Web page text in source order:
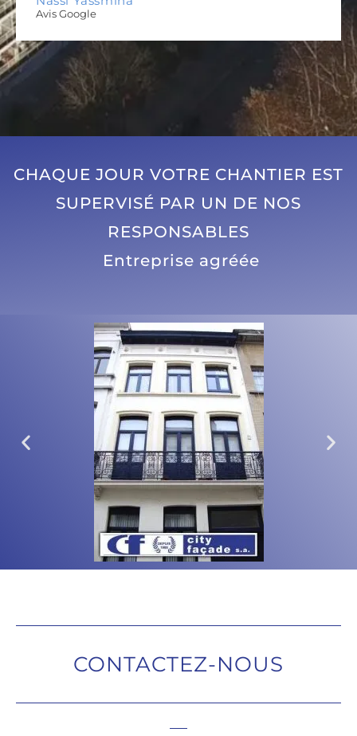
Avis Google
CHAQUE JOUR VOTRE CHANTIER EST
SUPERVISÉ PAR UN DE NOS
RESPONSABLES
Entreprise agréée
CONTACTEZ-NOUS